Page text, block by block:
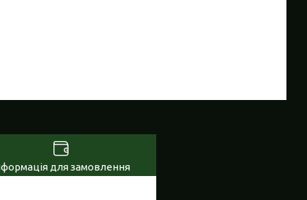
для замовлення